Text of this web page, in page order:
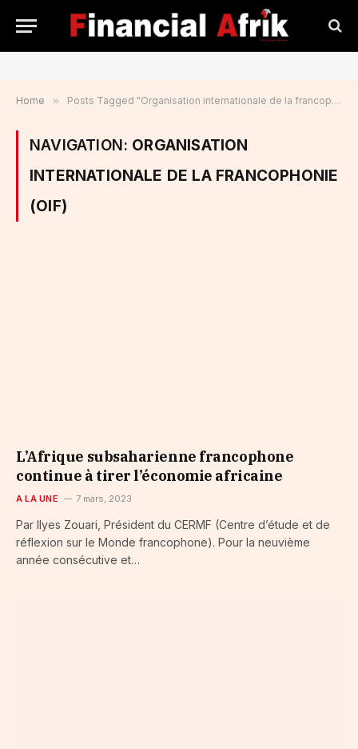
Home » Posts Tagged "Organisation internationale de la francophonie (OIF)"
NAVIGATION: ORGANISATION
INTERNATIONALE DE LA FRANCOPHONIE
(OIF)
L’Afrique subsaharienne francophone
continue à tirer l’économie africaine
A LA UNE 7 mars, 2023
Par Ilyes Zouari, Président du CERMF (Centre d’étude et de
réflexion sur le Monde francophone). Pour la neuvième
année consécutive et…